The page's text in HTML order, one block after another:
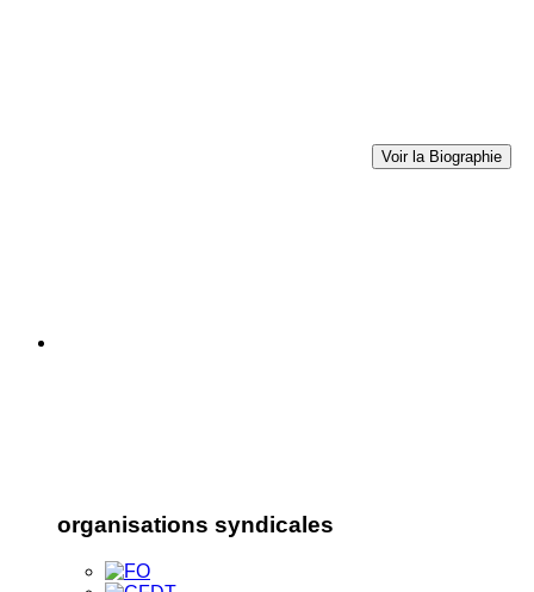
Voir la Biographie
organisations syndicales